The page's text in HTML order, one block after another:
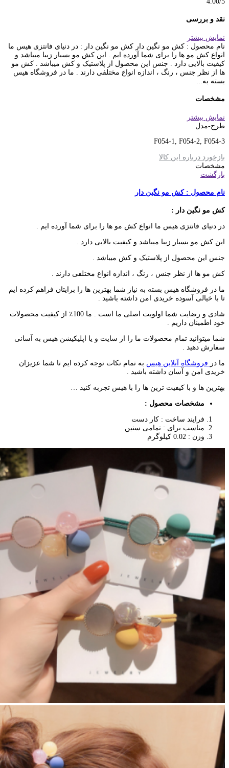
نقد و بررسی
نمایش بیشتر
نام محصول : کش مو نگین دار کش مو نگین دار : در دنیای فانتزی هیس ما
انواع کش مو ها را برای شما آورده ایم . این کش مو بسیار زیبا میباشد و
کیفیت بالایی دارد . جنس این محصول از پلاستیک و کش میباشد . کش مو
ها از نظر جنس ، رنگ ، اندازه انواع مختلفی دارند . ما در فروشگاه هیس
بسته به...
مشخصات
نمایش بیشتر
طرح-مدل
F054-1, F054-2, F054-3
بازخورد درباره این کالا
مشخصات
بازگشت
نام محصول : کش مو نگین دار
کش مو نگین دار :
در دنیای فانتزی هیس ما انواع کش مو ها را برای شما آورده ایم .
این کش مو بسیار زیبا میباشد و کیفیت بالایی دارد .
جنس این محصول از پلاستیک و کش میباشد .
کش مو ها از نظر جنس ، رنگ ، اندازه انواع مختلفی دارند .
ما در فروشگاه هیس بسته به نیاز شما بهترین ها را برایتان فراهم کرده ایم
تا با خیالی آسوده خریدی امن داشته باشید .
شادی و رضایت شما اولویت اصلی ما است . ما 100٪ از کیفیت محصولات
خود اطمینان داریم .
شما میتوانید تمام محصولات ما را از سایت و یا اپلیکیشن هیس به آسانی
سفارش دهید .
ما در فروشگاه آنلاین هیس به تمام نکات توجه کرده ایم تا شما عزیزان
خریدی امن و آسان داشته باشید .
بهترین ها و با کیفیت ترین ها را با هیس تجربه کنید …
مشخصات محصول :
فرایند ساخت : کار دست
مناسب برای : تمامی سنین
وزن : 0.02 کیلوگرم